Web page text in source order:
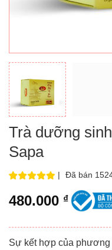
Trà dưỡng
Sapa
| Đã bán
480.000 ₫
Sự kết hợp của